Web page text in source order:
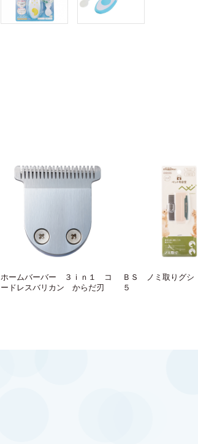
ホームバーバー ３ｉｎ１ コ
ードレスバリカン からだ刃
ＢＳ ノミ取りグシ
５